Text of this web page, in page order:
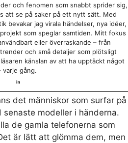
och fenomen som snabbt sprider sig,
att se på saker på ett nytt sätt. Med
bevakar jag virala händelser, nya idéer,
som speglar samtiden. Mitt fokus
eller överraskande – från
och små detaljer som plötsligt
känslan av att ha upptäckt något
gång.
det människor som surfar på
modeller i händerna.
de gamla telefonerna som
är lätt att glömma dem, men